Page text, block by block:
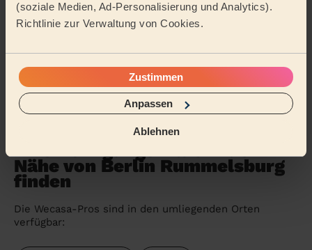
(soziale Medien, Ad-Personalisierung und Analytics).
Richtlinie zur Verwaltung von Cookies.
Zustimmen
Anpassen
Ablehnen
Herzen weiterempfehlen. Sie arbeitet unglaublich
gründlich und hinterließ unsere Wohnung blitzsa...
Lucilla (Berlin)
Weitere Bewertungen anzeigen
Eine Reinigungskraft in der
Nähe von Berlin Rummelsburg
finden
Die Wecasa-Pros sind in den umliegenden Orten
verfügbar: